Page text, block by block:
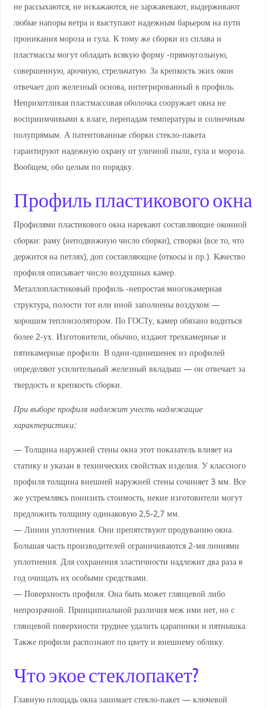
не рассыхаются, не искажаются, не заржавевают, выдерживают
любые напоры ветра и выступают надежным барьером на пути
проникания мороза и гула. К тому же сборки из сплава и
пластмассы могут обладать всякую форму -прямоугольную,
совершенную, арочную, стрельчатую. За крепкость эких окон
отвечает доп железный основа, интегрированный в профиль.
Неприхотливая пластмассовая оболочка сооружает окна не
восприимчивыми к влаге, перепадам температуры и солнечным
полупрямым. А патентованные сборки стекло-пакета
гарантируют надежную охрану от уличной пыли, гула и мороза.
Вообщем, обо целым по порядку.
Профиль пластикового окна
Профилями пластикового окна нарекают составляющие оконной
сборки: раму (неподвижную число сборки), створки (все то, что
держится на петлях), доп составляющие (откосы и пр.). Качество
профиля описывает число воздушных камер.
Металлопластиковый профиль -непростая многокамерная
структура, полости тот или иной заполнены воздухом —
хорошим теплоизолятором. По ГОСТу, камер обязано водиться
более 2-ух. Изготовители, обычно, издают трехкамерные и
пятикамерные профили. В один-одинешенек из профилей
определяют усилительный железный вкладыш — он отвечает за
твердость и крепкость сборки.
При выборе профиля надлежит учесть надлежащие
характеристики:
— Толщина наружней стены окна этот показатель влияет на
статику и указан в технических свойствах изделия. У классного
профиля толщина внешней наружней стены сочиняет 3 мм. Все
же устремляясь понизить стоимость, некие изготовители могут
предложить толщину одинаковую 2,5-2,7 мм.
— Линии уплотнения. Они препятствуют продуванию окна.
Большая часть производителей ограничиваются 2-мя линиями
уплотнения. Для сохранения эластичности надлежит два раза в
год очищать их особыми средствами.
— Поверхность профиля. Она быть может глянцевой либо
непрозрачной. Принципиальной различия меж ими нет, но с
глянцевой поверхности труднее удалить царапинки и пятнышка.
Также профили распознают по цвету и внешнему облику.
Что экое стеклопакет?
Главную площадь окна занимает стекло-пакет — ключевой